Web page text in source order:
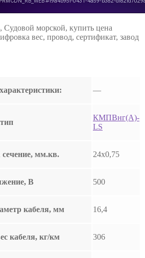
Судовой морской, купить цена
вес, провод, сертификат, завод
—
тип
КМПВнг(А)-
LS
мм.кв. 24х0,75
В 500
кабеля, мм 16,4
кабеля, кг/км 306